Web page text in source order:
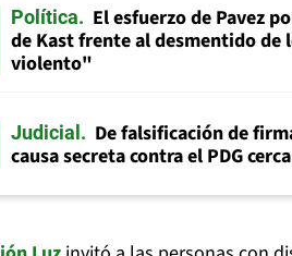
Política
El esfuerzo de Pavez
de Kast frente al desmentido
violento"
Judicial
De falsificación de
causa secreta contra el PDG